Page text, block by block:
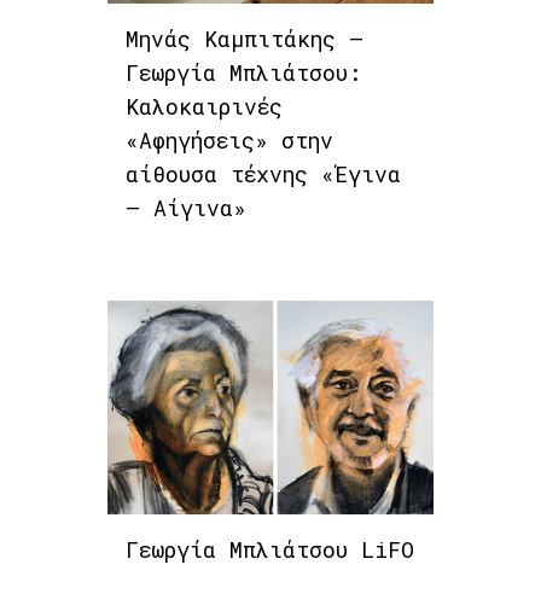
Μηνάς Καμπιτάκης –
Γεωργία Μπλιάτσου:
Καλοκαιρινές
«Αφηγήσεις» στην
αίθουσα τέχνης «Έγινα
– Αίγινα»
Γεωργία Μπλιάτσου LiFO